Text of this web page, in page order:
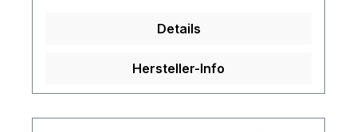
Details
Hersteller-Info